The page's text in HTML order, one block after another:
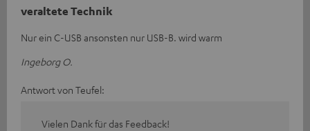
veraltete Technik
Nur ein C-USB ansonsten nur USB-B. wird warm
Ingeborg O.
Antwort von Teufel:
Vielen Dank für das Feedback!